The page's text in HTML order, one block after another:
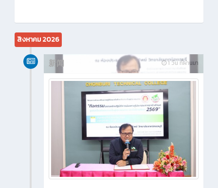
สิงหาคม 2026
1 วัน ที่ผ่านมา
新闻